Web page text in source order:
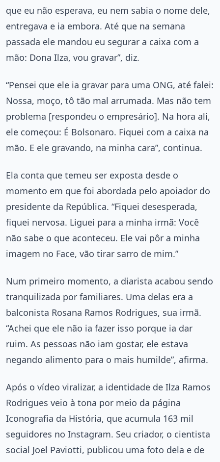
que eu não esperava, eu nem sabia o nome dele,
entregava e ia embora. Até que na semana
passada ele mandou eu segurar a caixa com a
mão: Dona Ilza, vou gravar”, diz.
“Pensei que ele ia gravar para uma ONG, até falei:
Nossa, moço, tô tão mal arrumada. Mas não tem
problema [respondeu o empresário]. Na hora ali,
ele começou: É Bolsonaro. Fiquei com a caixa na
mão. E ele gravando, na minha cara”, continua.
Ela conta que temeu ser exposta desde o
momento em que foi abordada pelo apoiador do
presidente da República. “Fiquei desesperada,
fiquei nervosa. Liguei para a minha irmã: Você
não sabe o que aconteceu. Ele vai pôr a minha
imagem no Face, vão tirar sarro de mim.”
Num primeiro momento, a diarista acabou sendo
tranquilizada por familiares. Uma delas era a
balconista Rosana Ramos Rodrigues, sua irmã.
“Achei que ele não ia fazer isso porque ia dar
ruim. As pessoas não iam gostar, ele estava
negando alimento para o mais humilde”, afirma.
Após o vídeo viralizar, a identidade de Ilza Ramos
Rodrigues veio à tona por meio da página
Iconografia da História, que acumula 163 mil
seguidores no Instagram. Seu criador, o cientista
social Joel Paviotti, publicou uma foto dela e de